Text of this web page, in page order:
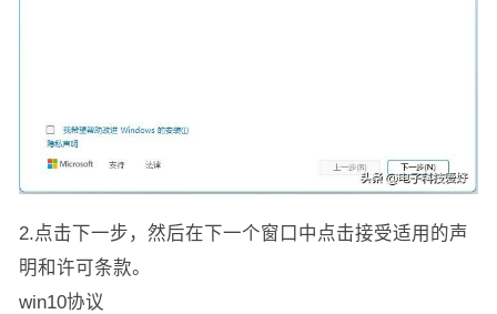
2.点击下一步，然后在下一个窗口中点击接受适用的声
明和许可条款。
win10协议